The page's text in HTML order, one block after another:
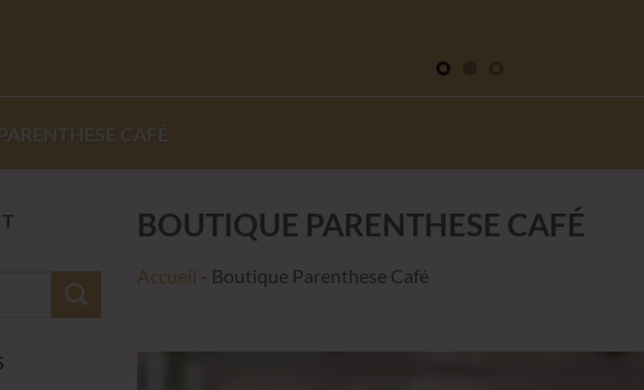
CAFÉ
BOUTIQUE PARENTHESE CAFÉ
Accueil - Boutique Parenthese Café